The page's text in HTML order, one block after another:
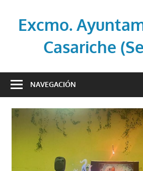
contenidoExcmo.
Casariche
oficial
Ayuntamiento
de
Casariche
(Sevilla)
NAVEGACIÓN